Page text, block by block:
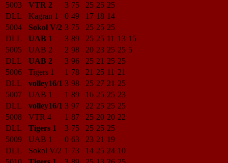
5003
VTR 2 3 75 25 25 25
DLL
Kagran 1 0 49 17 18 14
5004
Sokol V/2 3 75 25 25 25
DLL
UAB 1 3 89 25 25 11 13 15
5005
UAB 2 2 98 20 23 25 25 5
DLL
UAB 2 3 96 25 21 25 25
5006
Tigers 1 1 78 21 25 11 21
DLL
volley16/1 3 98 25 27 21 25
5007
UAB 1 1 89 16 25 25 23
DLL
volley16/1 3 97 22 25 25 25
5008
VTR 4 1 87 25 20 20 22
DLL
Tigers 1 3 75 25 25 25
5009
UAB 1 0 63 23 21 19
DLL
Sokol V/2 1 73 14 25 24 10